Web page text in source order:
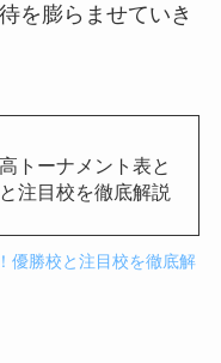
を膨らませていき
トーナメント表と
注目校を徹底解説
優勝校と注目校を徹底解